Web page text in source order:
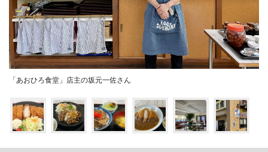
「あおひろ食堂」店主の坂元一佐さん